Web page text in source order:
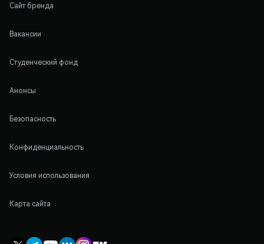
Сайт бренда
Вакансии
Студенческий фонд
Анонсы
Безопасность
Конфиденциальность
Условия использования
Карта сайта